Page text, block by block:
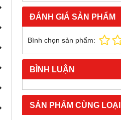
ĐÁNH GIÁ SẢN PHẨM
Bình chọn sản phẩm:
BÌNH LUẬN
SẢN PHẨM CÙNG LOẠI